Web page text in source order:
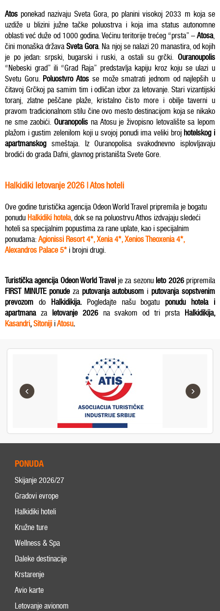
Atosponekad nazivaju Sveta Gora, po planini visokoj 2033 m koja se
uzdiže u blizini južne tačke poluostrva i koja ima status autonomne
oblasti već duže od 1000 godina. Većinu teritorije trećeg “prsta” –Atosa,
čini monaška državaSveta Gora. Na njoj se nalazi 20 manastira, od kojih
je po jedan: srpski, bugarski i ruski, a ostali su grčki. Ouranoupolis
“Nebeski grad” ili “Grad Raja” predstavlja kapiju kroz koju se ulazi u
Svetu Goru. Poluostvro Atos se može smatrati jednom od najlepših u
čitavoj Grčkoj pa samim tim i odličan izbor za letovanje. Stari vizantijski
toranj, zlatne peščane plaže, kristalno čisto more i obilje taverni u
pravom tradicionalnom stilu čine ovo mesto destinacijom koja se nikako
ne sme zaobići.Ouranopolis na Atosu je živopisno letovalište sa lepom
plažom i gustim zelenilom koji u svojoj ponudi ima veliki broj hotelskog i
apartmanskogsmeštaja. Iz Ouranopolisa svakodnevno isplovljavaju
brodići do grada Dafni, glavnog pristaništa Svete Gore.
Halkidiki letovanje 2026 | Atos hoteli
Ove godine turistička agencija Odeon World Travel pripremila je bogatu
ponudu Halkidiki hotela, dok se na poluostrvu Athos izdvajaju sledeći
hoteli sa specijalnim popustima za rane uplate, kao i specijalnim
ponudama: Agionissi Resort 4*,Xenia 4*,Xenios Theoxenia 4*,
Alexandros Palace5* i brojni drugi.
Turistička agencija Odeon World Travel je za sezonu leto 2026pripremila
FIRST MINUTE ponudeza putovanja autobusom iputovanja sopstvenim
prevozom doHalkidikija. Pogledajte našu bogatuponudu
hotela i
apartmanaza letovanje 2026na svakom od tri prsta Halkidikija,
Kasandri,Sitoniji iAtosu.
‹ ›
PONUDA
Skijanje 2026/27
Gradovi evrope
Halkidiki hoteli
Kružne ture
Wellness & Spa
Daleke destinacije
Krstarenje
Avio karte
Letovanje avionom